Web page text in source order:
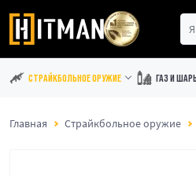
СТРАЙКБОЛЬНОЕ ОРУЖИЕ ГАЗ И
Главная Страйкбольное оружие